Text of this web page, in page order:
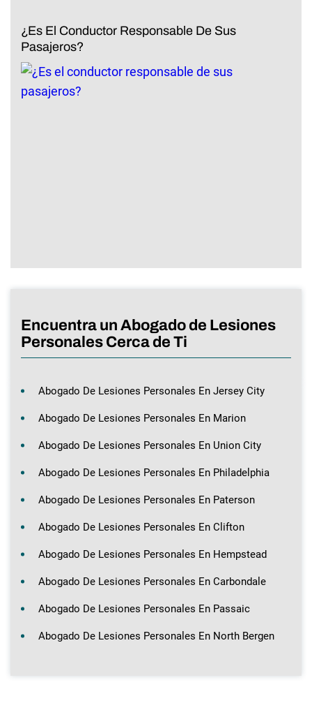
¿Es El Conductor Responsable De Sus
Pasajeros?
Encuentra un Abogado de Lesiones
Personales Cerca de Ti
Abogado De Lesiones Personales En Jersey City
Abogado De Lesiones Personales En Marion
Abogado De Lesiones Personales En Union City
Abogado De Lesiones Personales En Philadelphia
Abogado De Lesiones Personales En Paterson
Abogado De Lesiones Personales En Clifton
Abogado De Lesiones Personales En Hempstead
Abogado De Lesiones Personales En Carbondale
Abogado De Lesiones Personales En Passaic
Abogado De Lesiones Personales En North Bergen